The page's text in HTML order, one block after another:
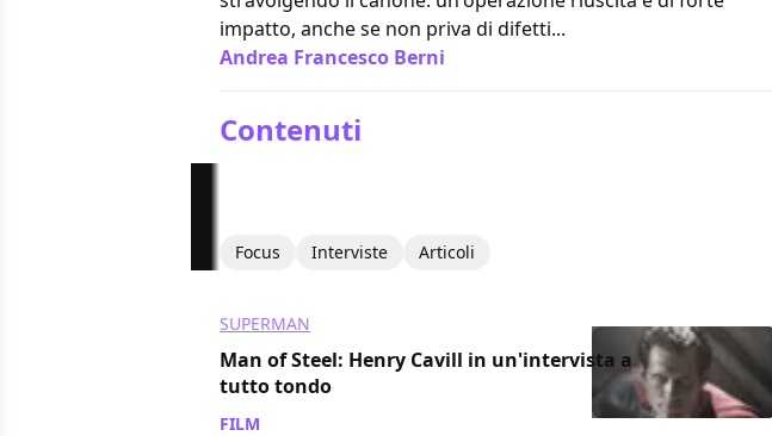
impatto, anche se non priva di difetti...
Andrea Francesco Berni
Contenuti
Focus Interviste Articoli
SUPERMAN
Man of Steel: Henry Cavill in un'intervista a
tutto tondo
FILM